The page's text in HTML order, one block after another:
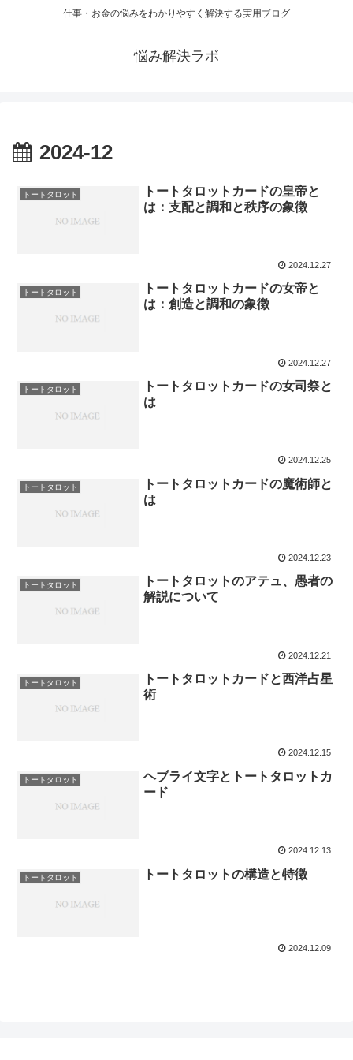
仕事・お金の悩みをわかりやすく解決する実用ブログ
悩み解決ラボ
2024-12
トートタロット
トートタロットカードの皇帝と
は：支配と調和と秩序の象徴
2024.12.27
トートタロット
トートタロットカードの女帝と
は：創造と調和の象徴
2024.12.27
トートタロット
トートタロットカードの女司祭と
は
2024.12.25
トートタロット
トートタロットカードの魔術師と
は
2024.12.23
トートタロット
トートタロットのアテュ、愚者の
解説について
2024.12.21
トートタロット
トートタロットカードと西洋占星
術
2024.12.15
トートタロット
ヘブライ文字とトートタロットカ
ード
2024.12.13
トートタロット トートタロットの構造と特徴
2024.12.09